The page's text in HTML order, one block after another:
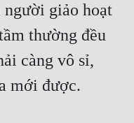
người giảo hoạt
thường đều
càng vô sỉ,
mới được.